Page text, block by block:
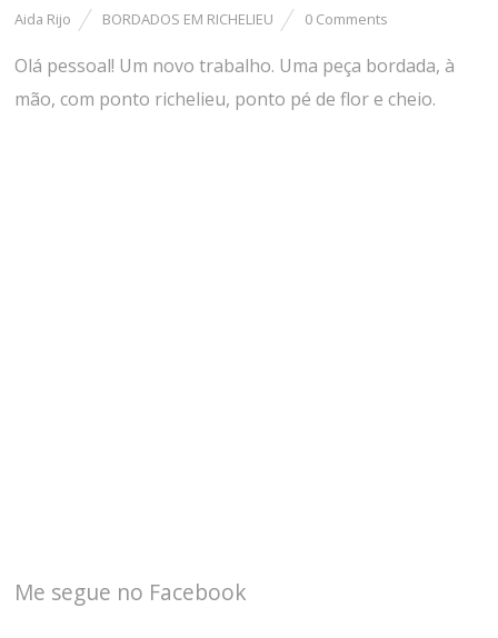
Aida Rijo BORDADOS EM RICHELIEU 0 Comments
Olá pessoal! Um novo trabalho. Uma peça bordada, à
mão, com ponto richelieu, ponto pé de flor e cheio.
Me segue no Facebook